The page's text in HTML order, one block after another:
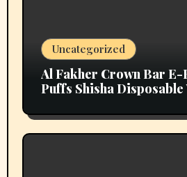
Uncategorized
Al Fakher Crown Bar
Puffs Shisha Disposable